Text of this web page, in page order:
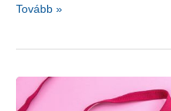
Vasban
italok
Tovább »